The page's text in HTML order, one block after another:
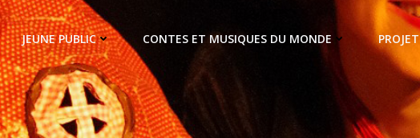
JEUNE PUBLIC CONTES ET MUSIQUES DU MONDE